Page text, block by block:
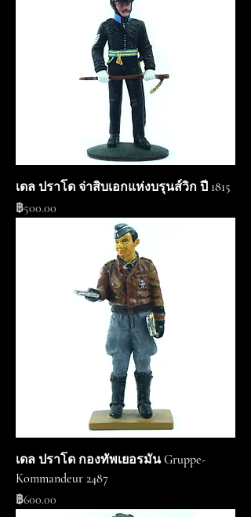
เดล ปราโด จ่าสิบเอกแห่งบรุนส์วิก ปี 1815
ราคา
฿500.00
เดล ปราโด กองทัพเยอรมัน Gruppe-
Kommandeur 2487
ราคา
฿600.00